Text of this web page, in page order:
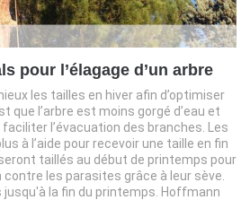
pour l’élagage d’un arbre
les tailles en hiver afin d’optimiser
que l’arbre est moins gorgé d’eau et
faciliter l’évacuation des branches. Les
à l’aide pour recevoir une taille en fin
taillés au début de printemps pour
les parasites grâce à leur sève.
jusqu'à la fin du printemps. Hoffmann